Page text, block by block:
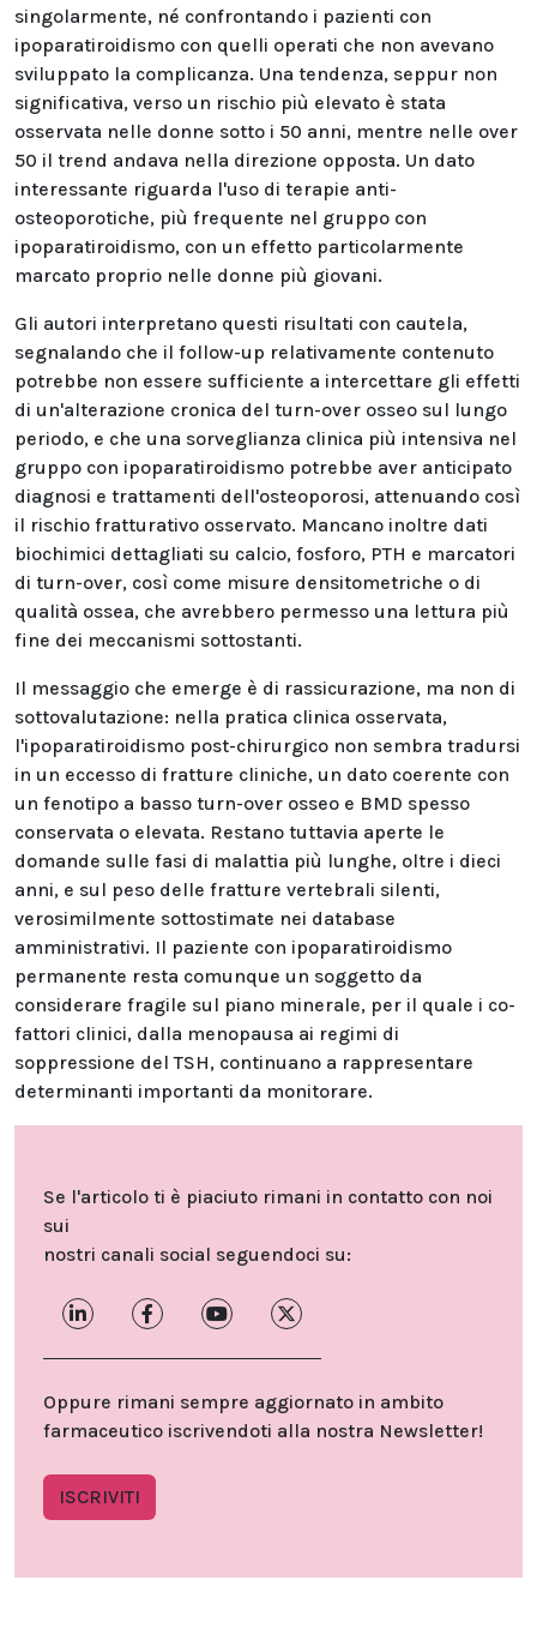
singolarmente, né confrontando i pazienti con
ipoparatiroidismo con quelli operati che non avevano
sviluppato la complicanza. Una tendenza, seppur non
significativa, verso un rischio più elevato è stata
osservata nelle donne sotto i 50 anni, mentre nelle over
50 il trend andava nella direzione opposta. Un dato
interessante riguarda l'uso di terapie anti-
osteoporotiche, più frequente nel gruppo con
ipoparatiroidismo, con un effetto particolarmente
marcato proprio nelle donne più giovani.
Gli autori interpretano questi risultati con cautela,
segnalando che il follow-up relativamente contenuto
potrebbe non essere sufficiente a intercettare gli effetti
di un'alterazione cronica del turn-over osseo sul lungo
periodo, e che una sorveglianza clinica più intensiva nel
gruppo con ipoparatiroidismo potrebbe aver anticipato
diagnosi e trattamenti dell'osteoporosi, attenuando così
il rischio fratturativo osservato. Mancano inoltre dati
biochimici dettagliati su calcio, fosforo, PTH e marcatori
di turn-over, così come misure densitometriche o di
qualità ossea, che avrebbero permesso una lettura più
fine dei meccanismi sottostanti.
Il messaggio che emerge è di rassicurazione, ma non di
sottovalutazione: nella pratica clinica osservata,
l'ipoparatiroidismo post-chirurgico non sembra tradursi
in un eccesso di fratture cliniche, un dato coerente con
un fenotipo a basso turn-over osseo e BMD spesso
conservata o elevata. Restano tuttavia aperte le
domande sulle fasi di malattia più lunghe, oltre i dieci
anni, e sul peso delle fratture vertebrali silenti,
verosimilmente sottostimate nei database
amministrativi. Il paziente con ipoparatiroidismo
permanente resta comunque un soggetto da
considerare fragile sul piano minerale, per il quale i co-
fattori clinici, dalla menopausa ai regimi di
soppressione del TSH, continuano a rappresentare
determinanti importanti da monitorare.
Se l'articolo ti è piaciuto rimani in contatto con noi
sui
nostri canali social seguendoci su:
Oppure rimani sempre aggiornato in ambito
farmaceutico iscrivendoti alla nostra Newsletter!
ISCRIVITI